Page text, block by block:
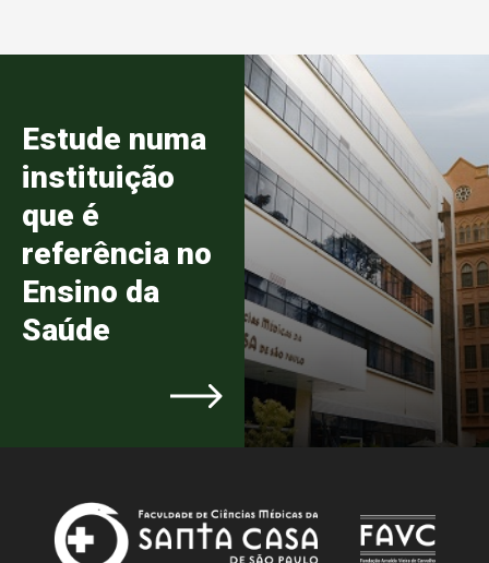
Estude numa
instituição
que é
referência no
Ensino da
Saúde